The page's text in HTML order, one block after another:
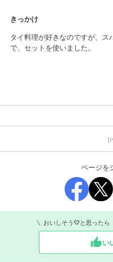
きっかけ
タイ料理が好きなのですが、
で、セットを使いました。
【
ページを
おいしそう♡と思ったら
い